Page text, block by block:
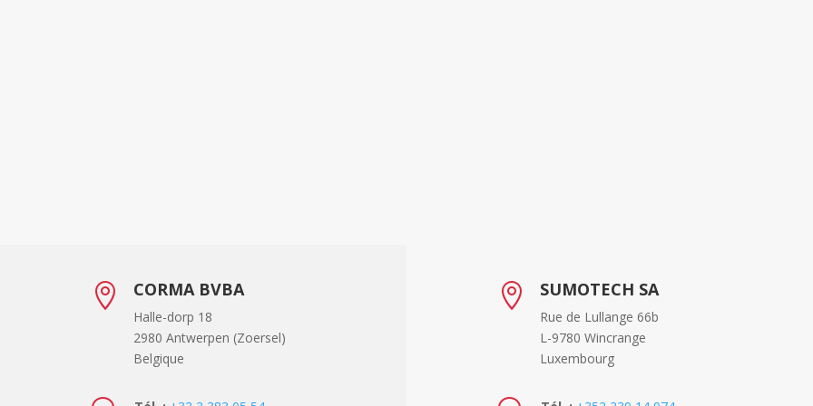
 CORMA BVBA
Halle-dorp 18
2980 Antwerpen (Zoersel)
Belgique
 SUMOTECH SA
Rue de Lullange 66b
L-9780 Wincrange
Luxembourg